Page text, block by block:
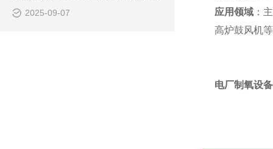
2025-09-07
应用领域：
高炉鼓风机
电厂制氧设